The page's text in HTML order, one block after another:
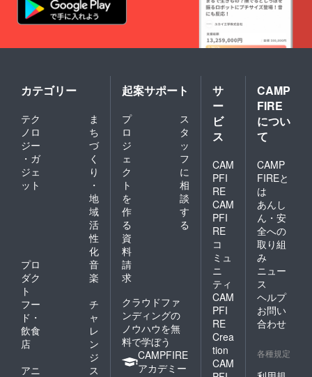
カテゴリー
テク
ノロ
ジー
・ガ
ジェ
ット
ま
ち
づ
く
り
・
地
域
活
性
化
プロ
ダク
ト
音
楽
フー
ド・
飲食
店
チ
ャ
レ
ン
ジ
アニ
ス
起案サポート
プ
ロ
ジ
ェ
ク
ト
を
作
る
ス
タ
ッ
フ
に
相
談
す
る
資
料
請
求
クラウドファ
ンディングの
ノウハウを無
料で学ぼう
CAMPFIRE
アカデミー
サ
ー
ビ
ス
CAM
PFI
RE
CAM
PFI
RE
コ
ミュ
ニ
ティ
CAM
PFI
RE
Crea
tion
CAM
CAMP
FIRE
につい
て
CAMP
FIREと
は
あんし
ん・安
全への
取り組
み
ニュー
ス
ヘルプ
お問い
合わせ
各種規定